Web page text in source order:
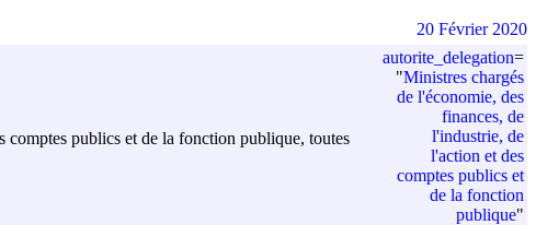
comptes publics et de la fonction publique, toutes
autorite_delegation=
"Ministres chargés
de l'économie, des
finances, de
l'industrie, de
l'action et des
comptes publics et
de la fonction
publique"
20 Février 2020